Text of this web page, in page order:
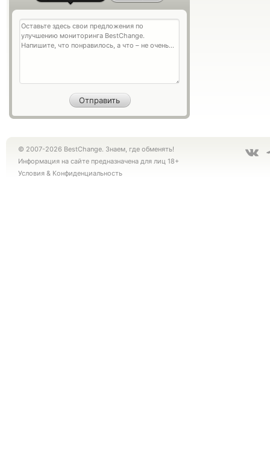
© 2007-2026 BestChange. Знаем, где обменять!
Информация на сайте предназначена для лиц 18+
Условия & Конфиденциальность